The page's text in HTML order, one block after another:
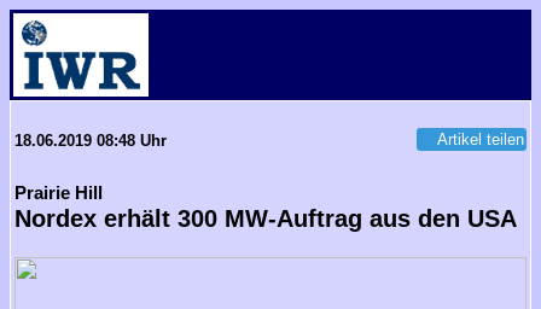
18.06.2019 08:48 Uhr Artikel teilen
Prairie Hill
Nordex erhält 300 MW-Auftrag aus den USA